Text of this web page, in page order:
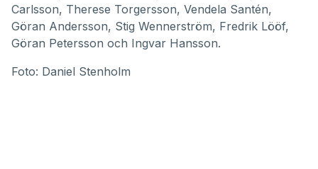
Carlsson, Therese Torgersson, Vendela Santén,
Göran Andersson, Stig Wennerström, Fredrik Lööf,
Göran Petersson och Ingvar Hansson.
Foto: Daniel Stenholm